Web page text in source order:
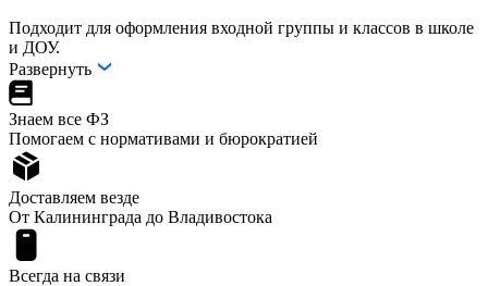
Подходит для оформления входной группы и классов в школе
и ДОУ.
Развернуть
Знаем все ФЗ
Помогаем с нормативами и бюрократией
Доставляем везде
От Калининграда до Владивостока
Всегда на связи